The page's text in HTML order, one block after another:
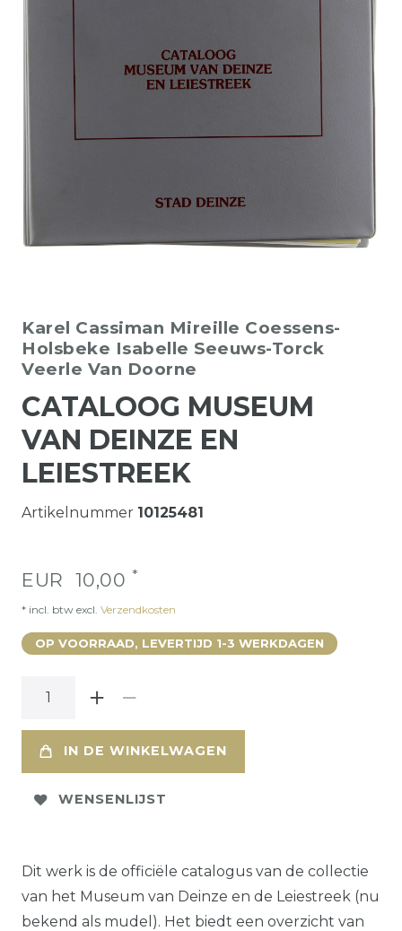
Karel Cassiman Mireille Coessens-
Holsbeke Isabelle Seeuws-Torck
Veerle Van Doorne
CATALOOG MUSEUM
VAN DEINZE EN
LEIESTREEK
Artikelnummer 10125481
EUR 10,00 *
* incl. btw excl. Verzendkosten
OP VOORRAAD, LEVERTIJD 1-3 WERKDAGEN
IN DE WINKELWAGEN
WENSENLIJST
Dit werk is de officiële catalogus van de collectie
van het Museum van Deinze en de Leiestreek (nu
bekend als mudel). Het biedt een overzicht van